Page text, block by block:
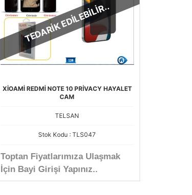
TEDARİK EDİLEBİLİR..
XİOAMİ REDMİ NOTE 10 PRİVACY HAYALET
CAM
TELSAN
Stok Kodu : TLS047
Toptan Fiyatlarımıza Ulaşmak
İçin Bayi Girişi Yapınız..